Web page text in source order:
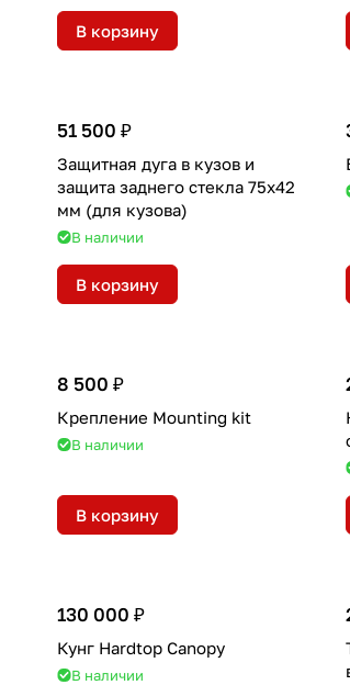
В корзину
51 500 ₽
Защитная дуга в кузов и
защита заднего стекла 75х42
мм (для кузова)
В наличии
В корзину
8 500 ₽
Крепление Mounting kit
В наличии
В корзину
130 000 ₽
Кунг Hardtop Сanopy
В наличии